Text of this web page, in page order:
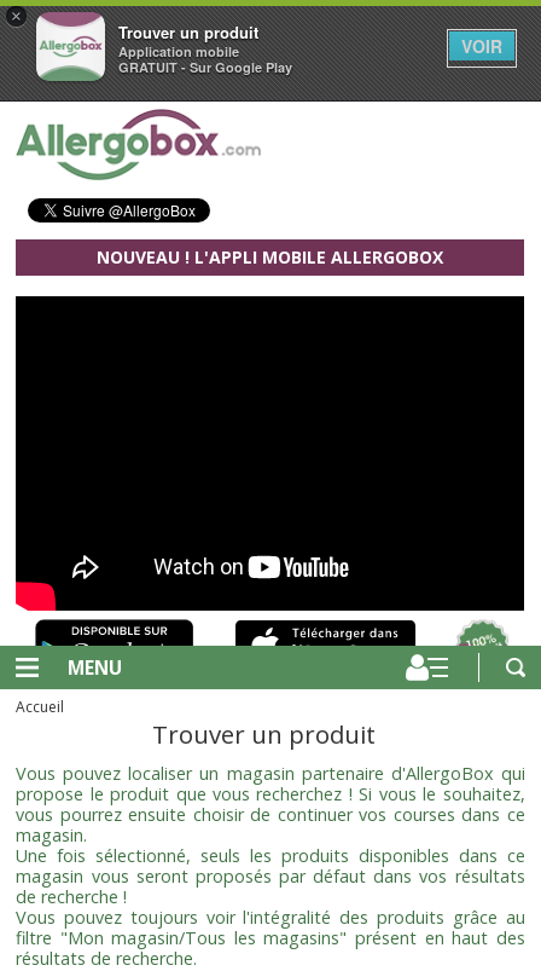
×
Trouver un produit
Application mobile
GRATUIT - Sur Google Play
VOIR
Aller au contenu principal
NOUVEAU ! L'APPLI MOBILE ALLERGOBOX
MENU
Accueil
Trouver un produit
Vous pouvez localiser un magasin partenaire d'AllergoBox qui
propose le produit que vous recherchez ! Si vous le souhaitez,
vous pourrez ensuite choisir de continuer vos courses dans ce
magasin.
Une fois sélectionné, seuls les produits disponibles dans ce
magasin vous seront proposés par défaut dans vos résultats
de recherche !
Vous pouvez toujours voir l'intégralité des produits grâce au
filtre "Mon magasin/Tous les magasins" présent en haut des
résultats de recherche.